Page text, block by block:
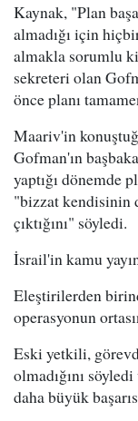
Kaynak, "Plan
almadığı için
almakla sorumlu
sekreteri olan
önce planı
Maariv'in
Gofman'ın
yaptığı dönemde
"bizzat kendisinin
çıktığını" söyledi.
İsrail'in kamu
Eleştirilerden
operasyonun
Eski yetkili,
olmadığını
daha büyük